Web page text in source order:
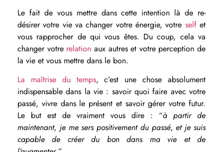
Le fait de vous mettre dans cette intention là de re-
désirer votre vie va changer votre énergie, votre selfet
vous rapprocher de qui vous êtes. Du coup, cela va
changer votre relation aux autres et votre perception de
la vie et vous mettre dans le bon.
La maîtrise du temps, c’est une chose absolument
indispensable dans la vie : savoir quoi faire avec votre
passé, vivre dans le présent et savoir gérer votre futur.
Le but est de vraiment vous dire : “à partir de
maintenant, je me sers positivement du passé, et je suis
capable de créer du bon dans ma vie et de